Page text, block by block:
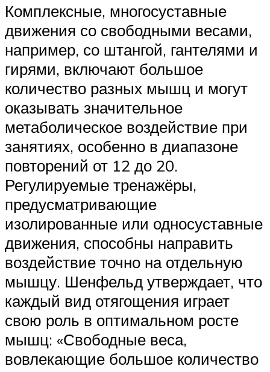
Комплексные, многосуставные
движения со свободными весами,
например, со штангой, гантелями и
гирями, включают большое
количество разных мышц и могут
оказывать значительное
метаболическое воздействие при
занятиях, особенно в диапазоне
повторений от 12 до 20.
Регулируемые тренажёры,
предусматривающие
изолированные или односуставные
движения, способны направить
воздействие точно на отдельную
мышцу. Шенфельд утверждает, что
каждый вид отягощения играет
свою роль в оптимальном росте
мышц: «Свободные веса,
вовлекающие большое количество